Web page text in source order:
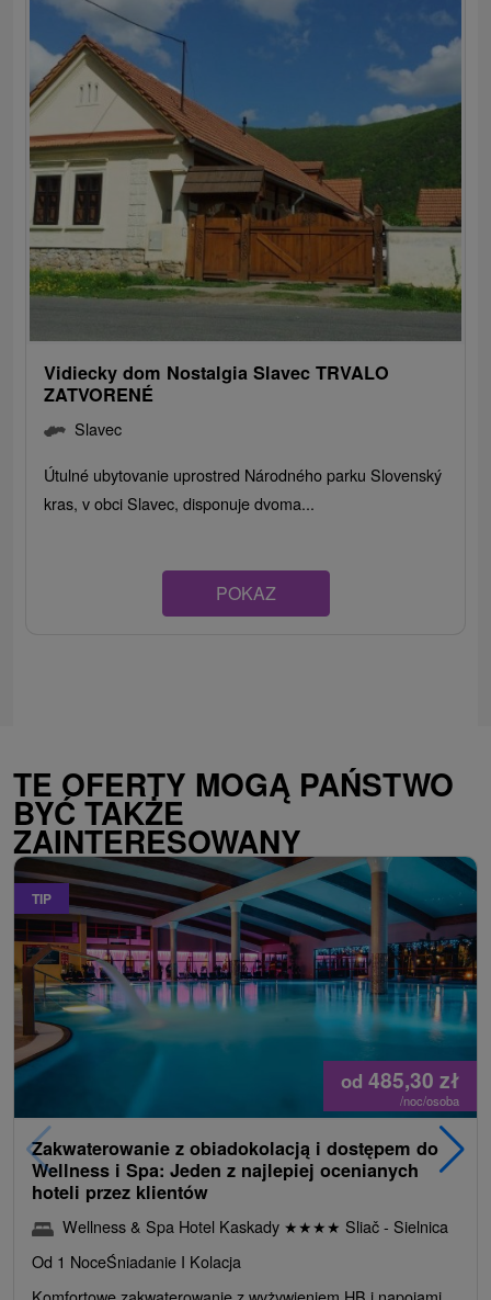
Vidiecky dom Nostalgia Slavec TRVALO
ZATVORENÉ
Slavec
Útulné ubytovanie uprostred Národného parku Slovenský
kras, v obci Slavec, disponuje dvoma...
POKAZ
TE OFERTY MOGĄ PAŃSTWO
BYĆ TAKŻE
ZAINTERESOWANY
TIP
od 485,30 zł
/noc/osoba
Zakwaterowanie z obiadokolacją i dostępem do
Wellness i Spa: Jeden z najlepiej ocenianych
hoteli przez klientów
Wellness & Spa Hotel Kaskady ★★★★ Sliač - Sielnica
Od 1 NoceŚniadanie I Kolacja